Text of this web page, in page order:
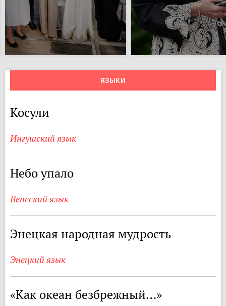
ЯЗЫКИ
Косули
Ингушский язык
Небо упало
Вепсский язык
Энецкая народная мудрость
Энецкий язык
«Как океан безбрежный…»